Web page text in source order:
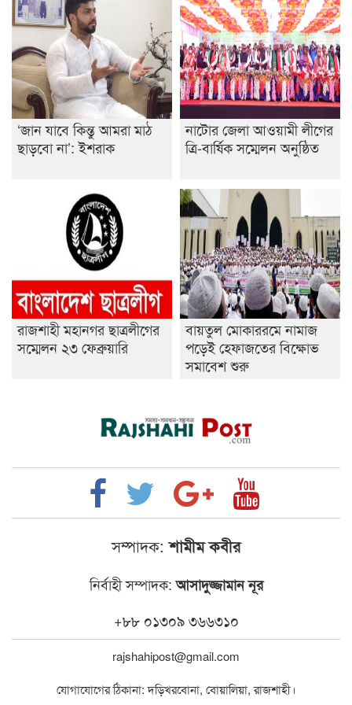
‘জান যাবে কিন্তু আমরা মাঠ
ছাড়বো না’: ইশরাক
নাটোর জেলা আওয়ামী লীগের
ত্রি-বার্ষিক সম্মেলন অনুষ্ঠিত
রাজশাহী মহানগর ছাত্রলীগের
সম্মেলন ২৩ ফেব্রুয়ারি
বায়তুল মোকাররমে নামাজ
পড়েই হেফাজতের বিক্ষোভ
সমাবেশ শুরু
সম্পাদক: শামীম কবীর
নির্বাহী সম্পাদক:আসাদুজ্জামান নূর
+৮৮ ০১৩০৯ ৩৬৬৩১০
rajshahipost@gmail.com
যোগাযোগের ঠিকানা: দড়িখরবোনা, বোয়ালিয়া, রাজশাহী।